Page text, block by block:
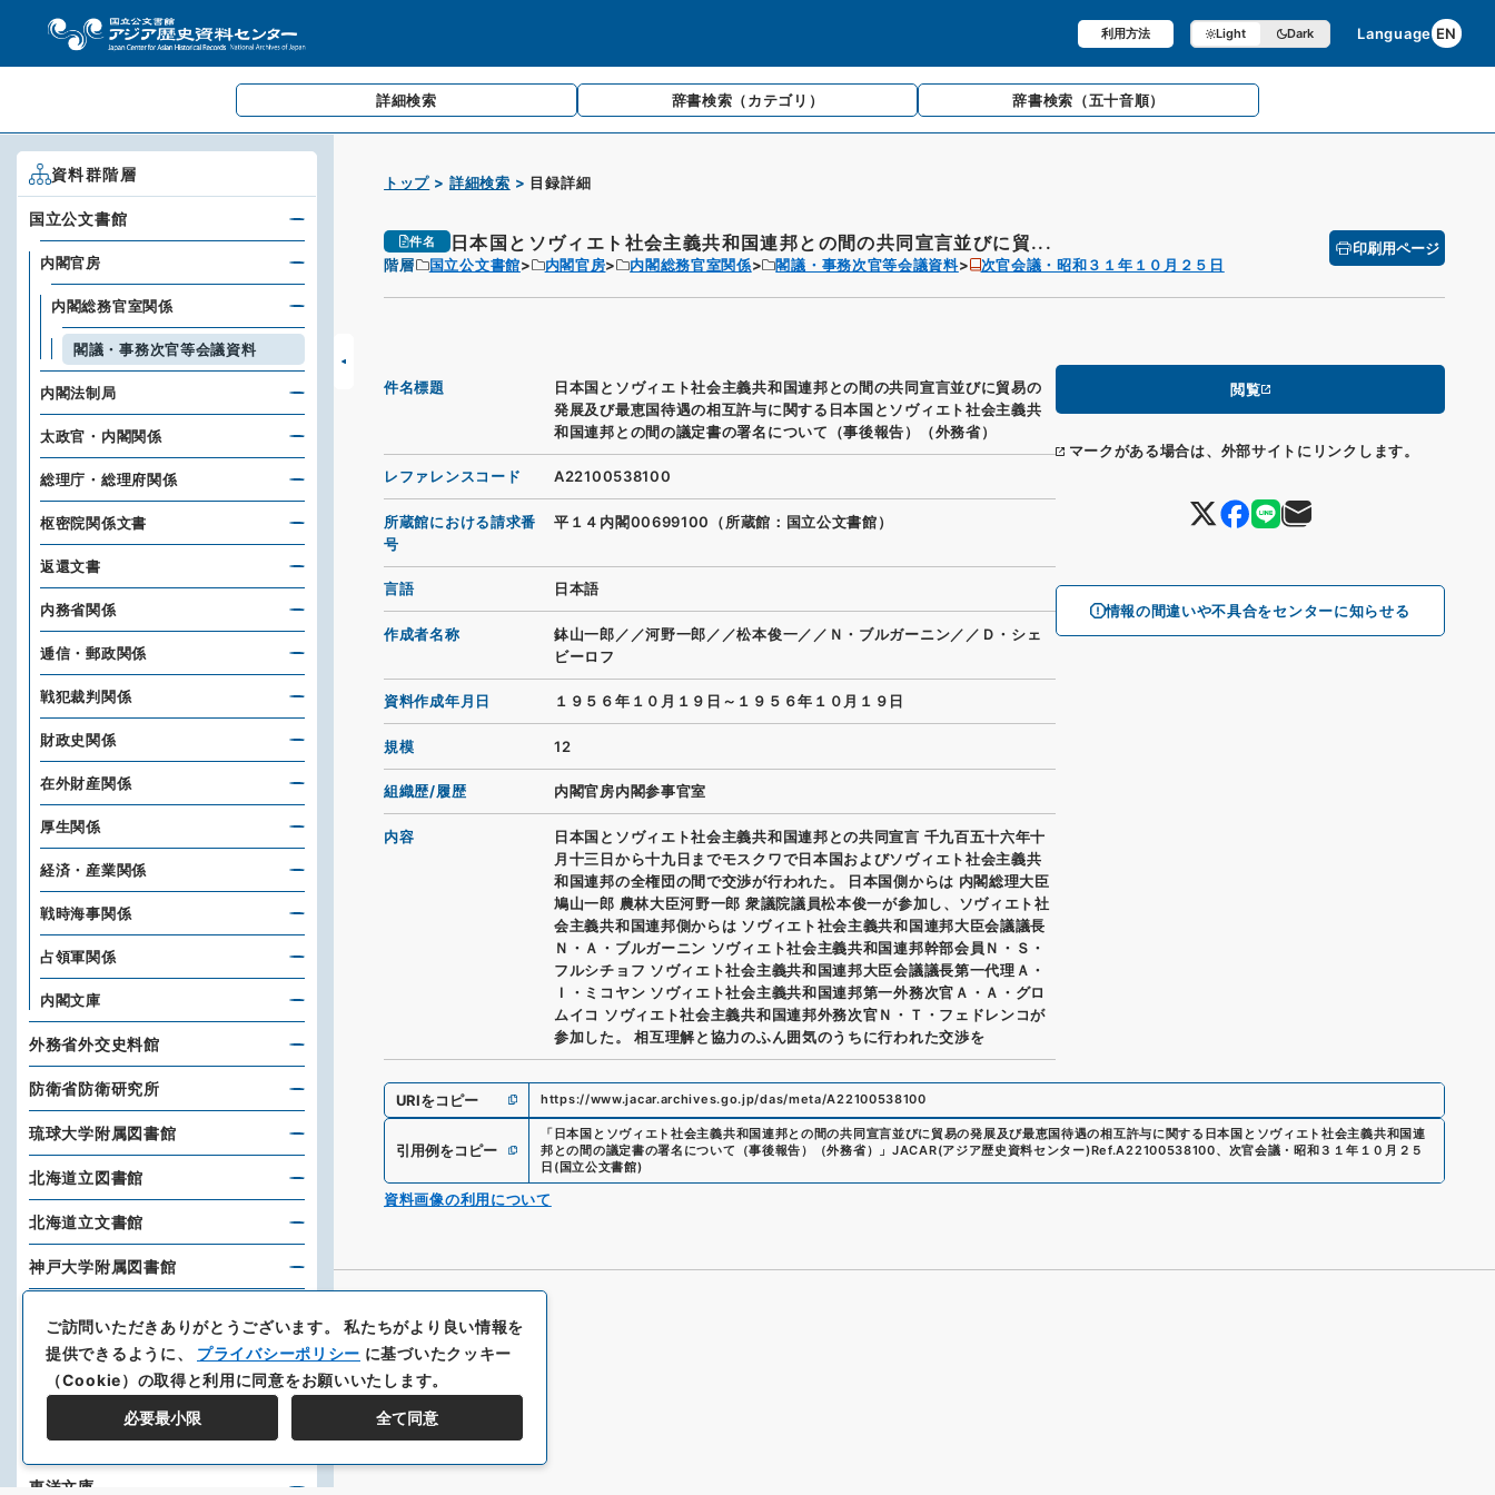
利用方法 Light Dark Language EN
詳細検索 辞書検索 （カテゴリ） 辞書検索 （五十音順）
トップ 詳細検索 目録詳細
件名 日本国とソヴィエト社会主義共和国連邦との間の共同宣言並びに貿...
階層 国立公文書館 内閣官房 内閣総務官室関係 閣議・事務次官等会議資料 次官会議・昭和３１年１０月２５日
印刷用ページ
閲覧
マークがある場合は、外部サイトにリンクします。
情報の間違いや不具合をセンターに知らせる
件名標題
日本国とソヴィエト社会主義共和国連邦との間の共同宣言並びに貿易の
発展及び最恵国待遇の相互許与に関する日本国とソヴィエト社会主義共
和国連邦との間の議定書の署名について（事後報告）（外務省）
レファレンスコード A22100538100
所蔵館における請求番
号
平１４内閣00699100（所蔵館：国立公文書館）
言語 日本語
作成者名称
鉢山一郎／／河野一郎／／松本俊一／／Ｎ・ブルガーニン／／Ｄ・シェ
ビーロフ
資料作成年月日 １９５６年１０月１９日～１９５６年１０月１９日
規模 12
組織歴/履歴 内閣官房内閣参事官室
内容
日本国とソヴィエト社会主義共和国連邦との共同宣言 千九百五十六年十
月十三日から十九日までモスクワで日本国およびソヴィエト社会主義共
和国連邦の全権団の間で交渉が行われた。 日本国側からは 内閣総理大臣
鳩山一郎 農林大臣河野一郎 衆議院議員松本俊一が参加し、ソヴィエト社
会主義共和国連邦側からは ソヴィエト社会主義共和国連邦大臣会議議長
Ｎ・Ａ・ブルガーニン ソヴィエト社会主義共和国連邦幹部会員Ｎ・Ｓ・
フルシチョフ ソヴィエト社会主義共和国連邦大臣会議議長第一代理Ａ・
Ｉ・ミコヤン ソヴィエト社会主義共和国連邦第一外務次官Ａ・Ａ・グロ
ムイコ ソヴィエト社会主義共和国連邦外務次官Ｎ・Ｔ・フェドレンコが
参加した。 相互理解と協力のふん囲気のうちに行われた交渉を
URIをコピー https://www.jacar.archives.go.jp/das/meta/A22100538100
引用例をコピー
「日本国とソヴィエト社会主義共和国連邦との間の共同宣言並びに貿易の発展及び最恵国待遇の相互許与に関する日本国とソヴィエト社会主義共和国連
邦との間の議定書の署名について（事後報告）（外務省）
」 JACAR(アジア歴史資料センター)Ref.A22100538100、 次官会議・昭和３１年１０月２５
日 (国立公文書館)
資料画像の利用について
資料群階層
国立公文書館
内閣官房
内閣総務官室関係
閣議・事務次官等会議資料
内閣法制局
太政官・内閣関係
総理庁・総理府関係
枢密院関係文書
返還文書
内務省関係
逓信・郵政関係
戦犯裁判関係
財政史関係
在外財産関係
厚生関係
経済・産業関係
戦時海事関係
占領軍関係
内閣文庫
外務省外交史料館
防衛省防衛研究所
琉球大学附属図書館
北海道立図書館
北海道立文書館
神戸大学附属図書館
スタンフォード大学フーヴァー研
究所
日本貿易振興機構アジア経済研究
所図書館
東洋文庫
ご訪問いただきありがとうございます。私たちがより良い情報を
提供できるように、 プライバシーポリシー に基づいたクッキー
（Cookie）の取得と利用に同意をお願いいたします。
必要最小限 全て同意